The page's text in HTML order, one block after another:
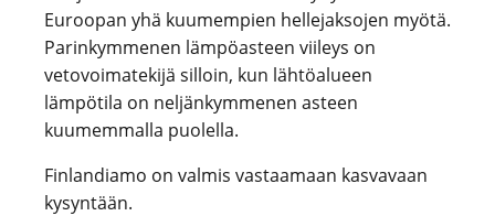
Euroopan yhä kuumempien hellejaksojen myötä.
Parinkymmenen lämpöasteen viileys on
vetovoimatekijä silloin, kun lähtöalueen
lämpötila on neljänkymmenen asteen
kuumemmalla puolella.
Finlandiamo on valmis vastaamaan kasvavaan
kysyntään.